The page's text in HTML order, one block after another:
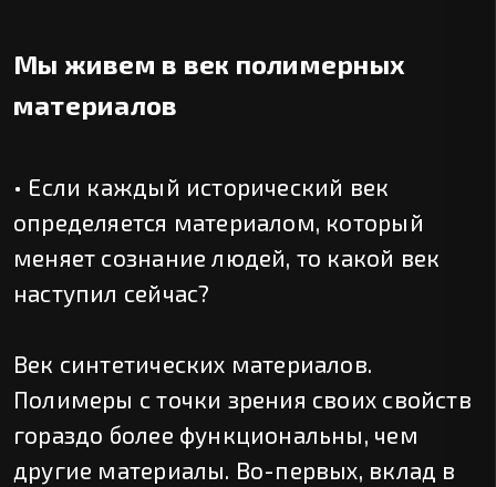
Мы живем в век полимерных
материалов
• Если каждый исторический век
определяется материалом, который
меняет сознание людей, то какой век
наступил сейчас?
Век синтетических материалов.
Полимеры с точки зрения своих свойств
гораздо более функциональны, чем
другие материалы. Во-первых, вклад в